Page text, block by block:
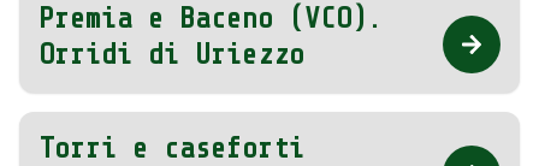
Premia e Baceno (VCO).
Orridi di Uriezzo
Torri e caseforti